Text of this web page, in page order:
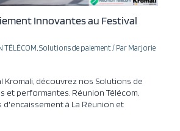
Innovantes au Festival
TÉLÉCOM,Solutions de paiement/ Par Marjorie
Kromali, découvrez nos Solutions de
et performantes. Réunion Télécom,
à La Réunion et